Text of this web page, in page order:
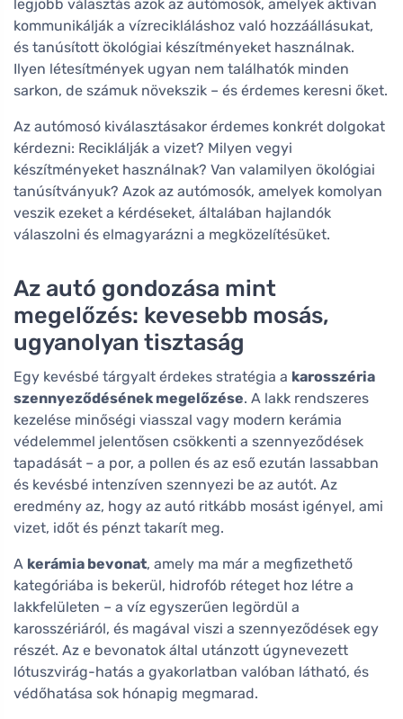
legjobb választás azok az autómosók, amelyek aktívan
kommunikálják a vízrecikláláshoz való hozzáállásukat,
és tanúsított ökológiai készítményeket használnak.
Ilyen létesítmények ugyan nem találhatók minden
sarkon, de számuk növekszik – és érdemes keresni őket.
Az autómosó kiválasztásakor érdemes konkrét dolgokat
kérdezni: Reciklálják a vizet? Milyen vegyi
készítményeket használnak? Van valamilyen ökológiai
tanúsítványuk? Azok az autómosók, amelyek komolyan
veszik ezeket a kérdéseket, általában hajlandók
válaszolni és elmagyarázni a megközelítésüket.
Az autó gondozása mint
megelőzés: kevesebb mosás,
ugyanolyan tisztaság
Egy kevésbé tárgyalt érdekes stratégia a karosszéria
szennyeződésének megelőzése. A lakk rendszeres
kezelése minőségi viasszal vagy modern kerámia
védelemmel jelentősen csökkenti a szennyeződések
tapadását – a por, a pollen és az eső ezután lassabban
és kevésbé intenzíven szennyezi be az autót. Az
eredmény az, hogy az autó ritkább mosást igényel, ami
vizet, időt és pénzt takarít meg.
A kerámia bevonat, amely ma már a megfizethető
kategóriába is bekerül, hidrofób réteget hoz létre a
lakkfelületen – a víz egyszerűen legördül a
karosszériáról, és magával viszi a szennyeződések egy
részét. Az e bevonatok által utánzott úgynevezett
lótuszvirág-hatás a gyakorlatban valóban látható, és
védőhatása sok hónapig megmarad.